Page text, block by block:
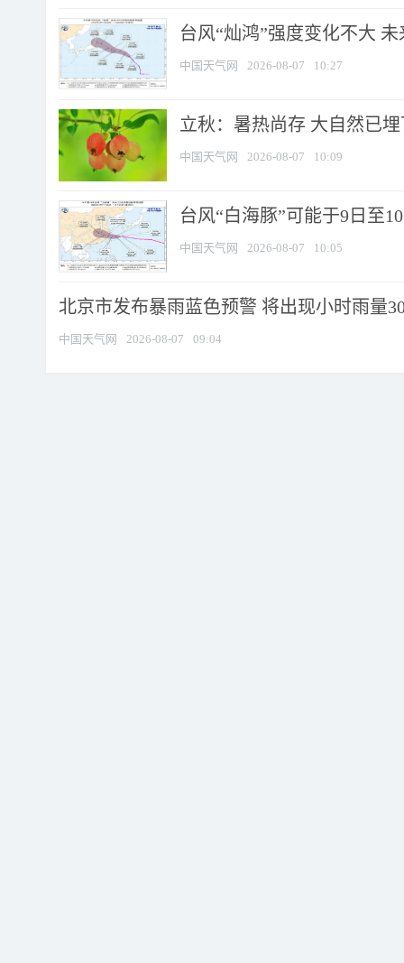
台风“灿鸿”强度变化不大
中国天气网 2026-08-07 10:27
立秋：暑热尚存 大自然已
中国天气网 2026-08-07 10:09
台风“白海豚”可能于9日至
中国天气网 2026-08-07 10:05
北京市发布暴雨蓝色预警 将出现小时雨量
中国天气网 2026-08-07 09:04